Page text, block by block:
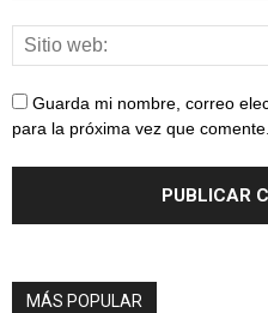
Guarda mi nombre, correo
para la próxima vez que comente.
MÁS POPULAR